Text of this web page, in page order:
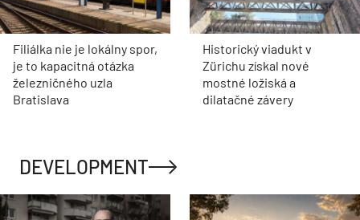
Filiálka nie je lokálny spor,
je to kapacitná otázka
železničného uzla
Bratislava
Historický viadukt v
Zürichu získal nové
mostné ložiská a
dilatačné závery
DEVELOPMENT